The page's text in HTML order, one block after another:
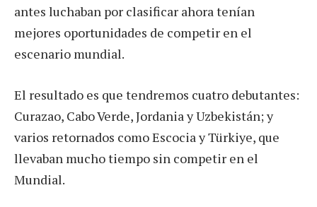
antes luchaban por clasificar ahora tenían
mejores oportunidades de competir en el
escenario mundial.
El resultado es que tendremos cuatro debutantes:
Curazao, Cabo Verde, Jordania y Uzbekistán; y
varios retornados como Escocia y Türkiye, que
llevaban mucho tiempo sin competir en el
Mundial.